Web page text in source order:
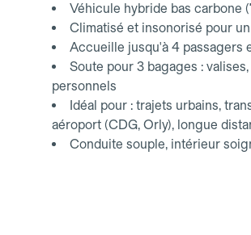
Véhicule hybride bas carbone
Climatisé et insonorisé pour
Accueille jusqu'à 4 passagers
Soute pour 3 bagages :
personnels
Idéal pour : trajets urbains,
aéroport (CDG, Orly), longue
Conduite souple, intérieur